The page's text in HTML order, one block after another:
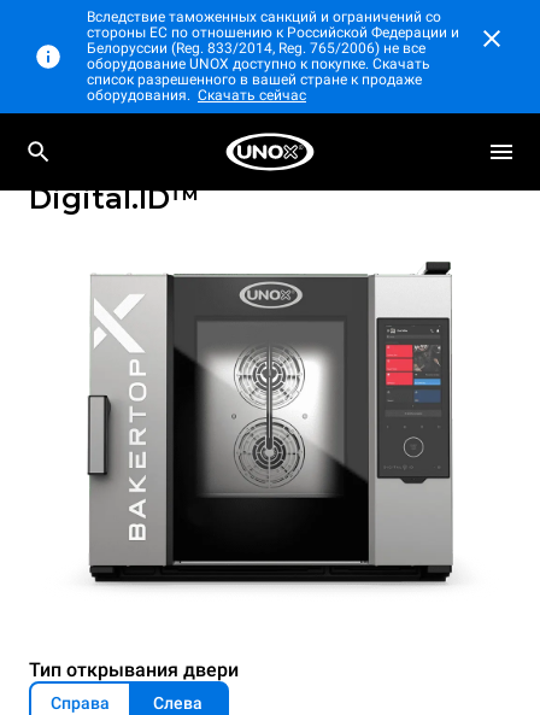
Вследствие таможенных санкций и ограничений со
стороны ЕС по отношению к Российской Федерации и
Белоруссии (Reg. 833/2014, Reg. 765/2006) не все
оборудование UNOX доступно к покупке. Скачать
список разрешенного в вашей стране к продаже
оборудования. Скачать сейчас
Профессиональный настольный
пароконвектомат
BAKERTOP-X™
Digital.ID™
Тип открывания двери
Справа Слева